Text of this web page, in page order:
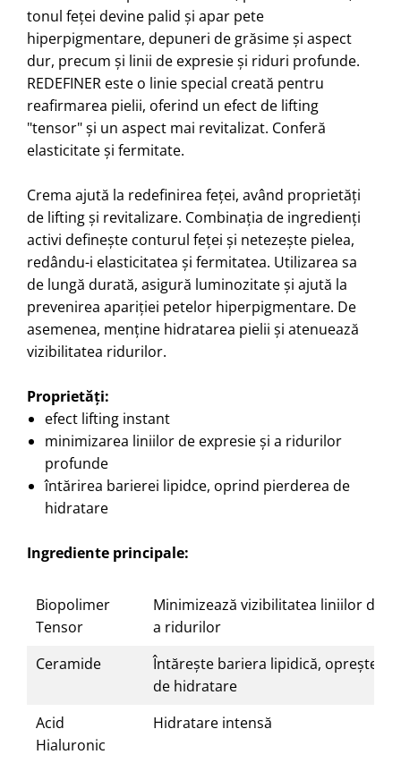
tonul feței devine palid și apar pete
hiperpigmentare, depuneri de grăsime și aspect
dur, precum și linii de expresie și riduri profunde.
REDEFINER este o linie special creată pentru
reafirmarea pielii, oferind un efect de lifting
"tensor" și un aspect mai revitalizat. Conferă
elasticitate și fermitate.
Crema ajută la redefinirea feței, având proprietăți
de lifting și revitalizare. Combinația de ingredienți
activi definește conturul feței și netezește pielea,
redându-i elasticitatea și fermitatea. Utilizarea sa
de lungă durată, asigură luminozitate și ajută la
prevenirea apariției petelor hiperpigmentare. De
asemenea, menține hidratarea pielii și atenuează
vizibilitatea ridurilor.
Proprietăți:
efect lifting instant
minimizarea liniilor de expresie și a ridurilor
profunde
întărirea barierei lipidce, oprind pierderea de
hidratare
Ingrediente principale:
Biopolimer
Tensor
Minimizează vizibilitatea liniilor de
a ridurilor
Ceramide
Întărește bariera lipidică, oprește
de hidratare
Acid
Hialuronic
Hidratare intensă